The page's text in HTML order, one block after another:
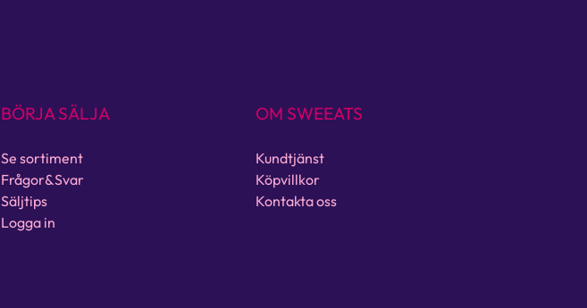
BÖRJA SÄLJA
Se sortiment
Frågor&Svar
Säljtips
Logga in
OM SWEEATS
Kundtjänst
Köpvillkor
Kontakta oss